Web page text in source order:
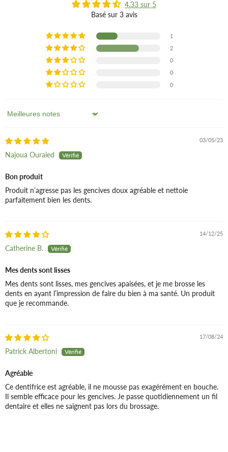
pour protéger les gencives ainsi que la myrrhe, reconnue
++ de ce dentifrice bio : Contient une dose raisonnable de Fluor
1000 ppm F.
La nouvelle norme biologique Cosmos autorise désormais
l'utilisation de fluor de sodium dans les dentifrices. Par
d'Urtekram ravira tous ceux qui apprécient le fluor dans les
produits Urtekram.
Valeur pH : 8
Valeur RDA : 45
4.33 sur 5
Basé sur 3 avis
1
2
0
0
0
Sort by
03/05/23
Najoua Ouraied
Bon produit
Produit n’agresse pas les gencives doux agréable et nettoie
parfaitement bien les dents.
14/12/25
Catherine B.
Mes dents sont lisses
Mes dents sont lisses, mes gencives apaisées, et je me brosse les
dents en ayant l’impression de faire du bien à ma santé. Un produit
que je recommande.
17/08/24
Patrick Albertoni
Agréable
Ce dentifrice est agréable, il ne mousse pas exagérément en bouche.
Il semble efficace pour les gencives. Je passe quotidiennement un fil
dentaire et elles ne saignent pas lors du brossage.